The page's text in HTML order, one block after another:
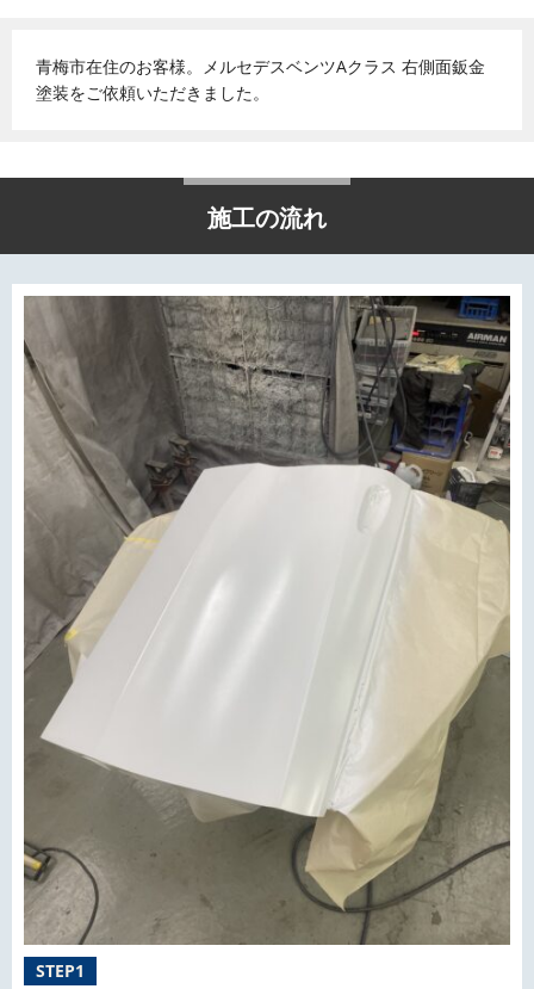
青梅市在住のお客様。メルセデスベンツAクラス 右側面鈑金
塗装をご依頼いただきました。
施工の流れ
STEP1